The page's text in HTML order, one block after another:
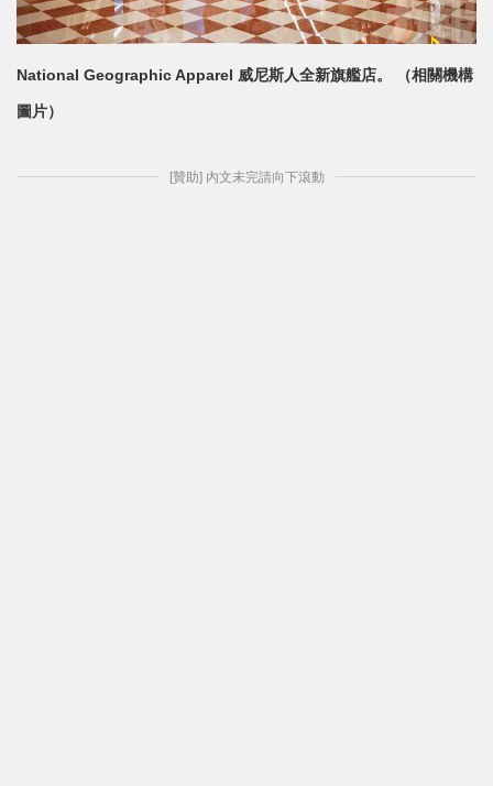
National Geographic Apparel 威尼斯人全新旗艦店。 （相關機構
圖片）
[贊助] 內文未完請向下滾動